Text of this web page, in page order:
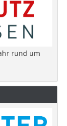
rund um